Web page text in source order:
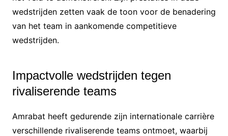
wedstrijden zetten vaak de toon voor de benadering
van het team in aankomende competitieve
wedstrijden.
Impactvolle wedstrijden tegen
rivaliserende teams
Amrabat heeft gedurende zijn internationale carrière
verschillende rivaliserende teams ontmoet, waarbij